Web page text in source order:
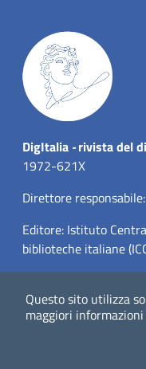
Questo sito utilizza
maggiori informazioni
DigItalia -rivista del
1972-621X
Direttore
Editore: Istituto
biblioteche italiane